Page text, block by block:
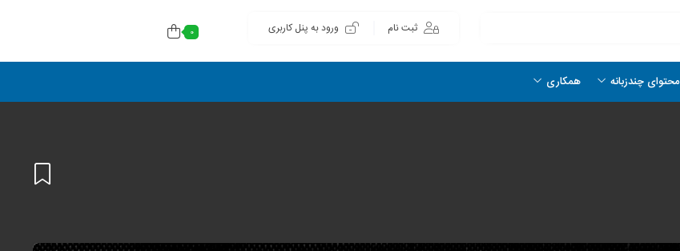
ثبت نام ورود به پنل کاربری 0
محتوای چندزبانه همکاری